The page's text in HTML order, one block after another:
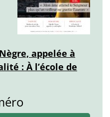
appelée à
: À l’école de